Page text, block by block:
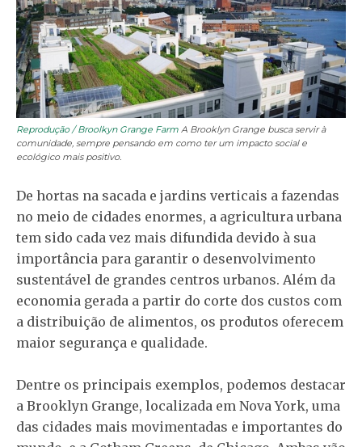
Reprodução / Broolkyn Grange Farm A Brooklyn Grange busca servir à
comunidade, sempre pensando em como ter um impacto social e
ecológico mais positivo.
De hortas na sacada e jardins verticais a fazendas
no meio de cidades enormes, a agricultura urbana
tem sido cada vez mais difundida devido à sua
importância para garantir o desenvolvimento
sustentável de grandes centros urbanos. Além da
economia gerada a partir do corte dos custos com
a distribuição de alimentos, os produtos oferecem
maior segurança e qualidade.
Dentre os principais exemplos, podemos destacar
a Brooklyn Grange, localizada em Nova York, uma
das cidades mais movimentadas e importantes do